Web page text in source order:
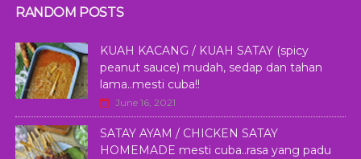
RANDOM POSTS
KUAH KACANG / KUAH SATAY (spicy
peanut sauce) mudah, sedap dan tahan
lama..mesti cuba!!
June 16, 2021
SATAY AYAM / CHICKEN SATAY
HOMEMADE mesti cuba..rasa yang padu